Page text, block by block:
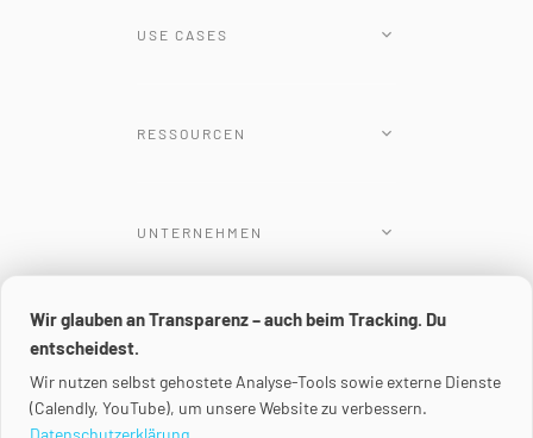
Renovate Operator
Professional Services
USE CASES
Customer Cloud & On-Prem
Kubernetes Management
KI-Agent-Governance
Incident-Rekonstruktion
RESSOURCEN
Docs
Newsletter
Videos
Whitepaper
UNTERNEHMEN
Partnerprogramm
Karriere
Datenschutz
Cookie-Einstellungen
Wir glauben an Transparenz – auch beim Tracking. Du
entscheidest.
Wir nutzen selbst gehostete Analyse-Tools sowie externe Dienste
(Calendly, YouTube), um unsere Website zu verbessern.
Datenschutzerklärung